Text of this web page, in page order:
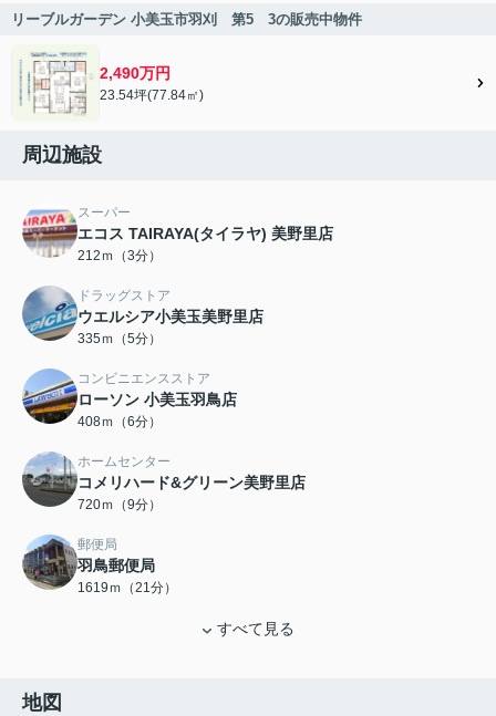
リーブルガーデン 小美玉市羽刈 第5 3の販売中物件
2,490万円
23.54坪(77.84㎡)
周辺施設
スーパー
エコス TAIRAYA(タイラヤ) 美野里店
212ｍ（3分）
ドラッグストア
ウエルシア小美玉美野里店
335ｍ（5分）
コンビニエンスストア
ローソン 小美玉羽鳥店
408ｍ（6分）
ホームセンター
コメリハード&グリーン美野里店
720ｍ（9分）
郵便局
羽鳥郵便局
1619ｍ（21分）
すべて見る
地図